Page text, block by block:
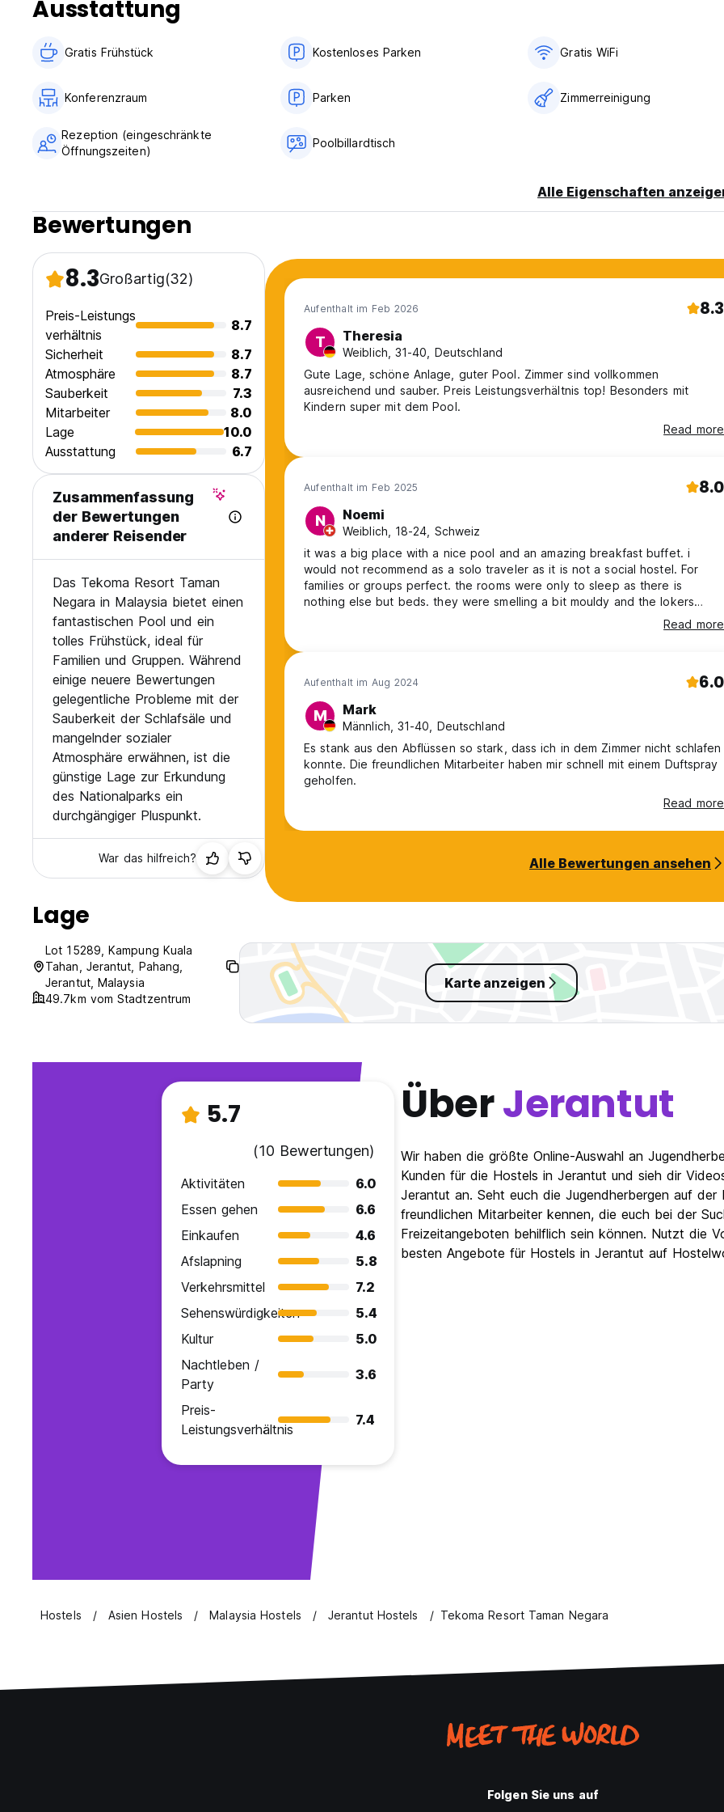
Ausstattung
Gratis Frühstück Kostenloses Parken Gratis WiFi
Konferenzraum Parken Zimmerreinigung
Rezeption (eingeschränkte
Öffnungszeiten)
Poolbillardtisch
Alle Eigenschaften
Bewertungen
8.3Großartig(32)
Preis-Leistungs
verhältnis
8.7
Sicherheit
8.7
Atmosphäre
8.7
Sauberkeit
7.3
Mitarbeiter
8.0
Lage
10.0
Ausstattung
6.7
Zusammenfassung
der Bewertungen
anderer Reisender
Das Tekoma Resort Taman
Negara in Malaysia bietet einen
fantastischen Pool und ein
tolles Frühstück, ideal für
Familien und Gruppen. Während
einige neuere Bewertungen
gelegentliche Probleme mit der
Sauberkeit der Schlafsäle und
mangelnder sozialer
Atmosphäre erwähnen, ist die
günstige Lage zur Erkundung
des Nationalparks ein
durchgängiger Pluspunkt.
War das hilfreich?
Aufenthalt im Feb 2026 8.3
T Theresia
Weiblich, 31-40, Deutschland
Gute Lage, schöne Anlage, guter Pool. Zimmer sind vollkommen
ausreichend und sauber. Preis Leistungsverhältnis top! Besonders mit
Kindern super mit dem Pool.
Read more
Aufenthalt im Feb 2025 8.0
N Noemi
Weiblich, 18-24, Schweiz
it was a big place with a nice pool and an amazing breakfast buffet. i
would not recommend as a solo traveler as it is not a social hostel. For
families or groups perfect. the rooms were only to sleep as there is
nothing else but beds. they were smelling a bit mouldy and the lokers
were broken in my room. The place was very cleen and shower gel and
shampo are offerd by the hostel. also it gets cleaned every day and i got
Read more
Aufenthalt im Aug 2024 6.0
M Mark
Männlich, 31-40, Deutschland
Es stank aus den Abflüssen so stark, dass ich in dem Zimmer nicht schlafen
konnte. Die freundlichen Mitarbeiter haben mir schnell mit einem Duftspray
geholfen.
Read more
Alle Bewertungen ansehen
Lage
Lot 15289, Kampung Kuala
Tahan, Jerantut, Pahang,
Jerantut, Malaysia
49.7km vom Stadtzentrum
Karte anzeigen
5.7
(10 Bewertungen)
Aktivitäten
6.0
Essen gehen
6.6
Einkaufen
4.6
Afslapning
5.8
Verkehrsmittel
7.2
Sehenswürdigkeiten
5.4
Kultur
5.0
Nachtleben /
Party
3.6
Preis-
Leistungsverhältnis
7.4
ÜberJerantut
Wir haben die größte Online-Auswahl an
Kunden für die Hostels in Jerantut und sieh dir
Jerantut an. Seht euch die Jugendherbergen auf
freundlichen Mitarbeiter kennen, die euch bei der
Freizeitangeboten behilflich sein können. Nutzt die
besten Angebote für Hostels in Jerantut auf
Hostels Asien Hostels Malaysia Hostels Jerantut Hostels Tekoma Resort Taman Negara
Folgen Sie uns auf